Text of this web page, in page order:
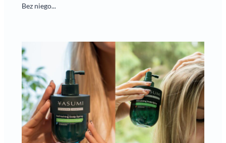
Bez niego...